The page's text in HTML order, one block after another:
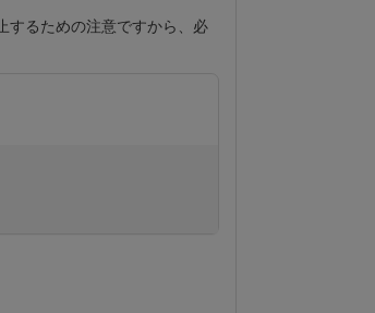
するための注意ですから、必